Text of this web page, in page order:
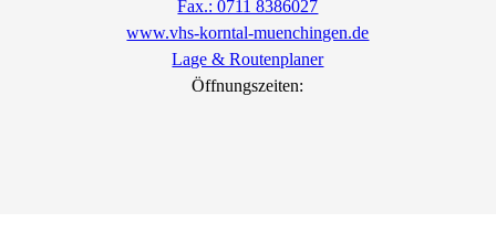
Fax.: 0711 8386027
www.vhs-korntal-muenchingen.de
Lage & Routenplaner
Öffnungszeiten: